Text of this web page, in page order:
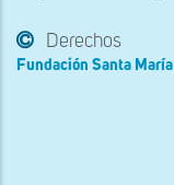
Derechos
Fundación Santa